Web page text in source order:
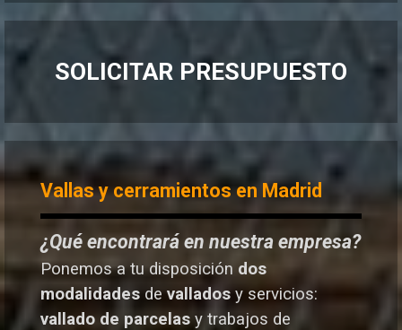
SOLICITAR PRESUPUESTO
Vallas y cerramientos en Madrid
¿Qué encontrará en nuestra empresa?
Ponemos a tu disposición dos
modalidades de vallados y servicios:
vallado de parcelas y trabajos de